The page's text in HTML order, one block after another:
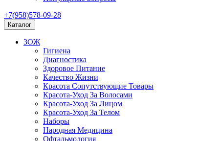
+7(958)578-09-28
Каталог
ЗОЖ
Гигиена
Диагностика
Здоровое Питание
Качество Жизни
Красота Сопутствующие Товары
Красота-Уход За Волосами
Красота-Уход За Лицом
Красота-Уход За Телом
Наборы
Народная Медицина
Офтальмология